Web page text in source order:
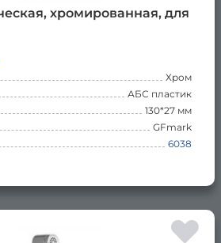
хромированная, для
Хром
АБС пластик
130*27 мм
GFmark
6038